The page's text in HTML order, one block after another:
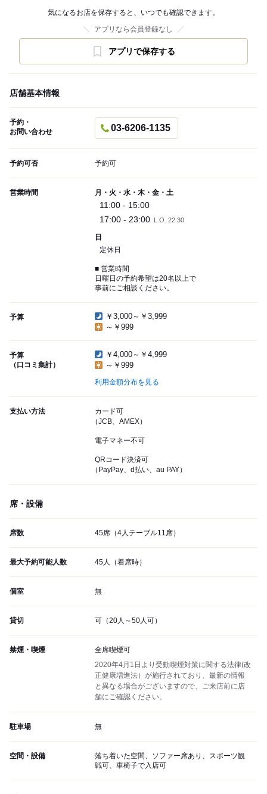
気になるお店を保存すると、いつでも確認できます。
アプリなら会員登録なし
アプリで保存する
店舗基本情報
予約・
お問い合わせ
03-6206-1135
予約可否 予約可
営業時間 月・火・水・木・金・土
11:00 - 15:00
17:00 - 23:00
L.O. 22:30
日
定休日
■ 営業時間
日曜日の予約希望は20名以上で
事前にご相談ください。
予算
￥3,000～￥3,999
～￥999
予算
（口コミ集計）
￥4,000～￥4,999
～￥999
利用金額分布を見る
支払い方法
カード可
（JCB、AMEX）
電子マネー不可
QRコード決済可
（PayPay、d払い、au PAY）
席・設備
席数 45席（4人テーブル11席）
最大予約可能人数 45人（着席時）
個室 無
貸切 可（20人～50人可）
禁煙・喫煙
全席喫煙可
2020年4月1日より受動喫煙対策に関する法律(改
正健康増進法）が施行されており、最新の情報
と異なる場合がございますので、ご来店前に店
舗にご確認ください。
駐車場 無
空間・設備
落ち着いた空間、ソファー席あり、スポーツ観
戦可、車椅子で入店可